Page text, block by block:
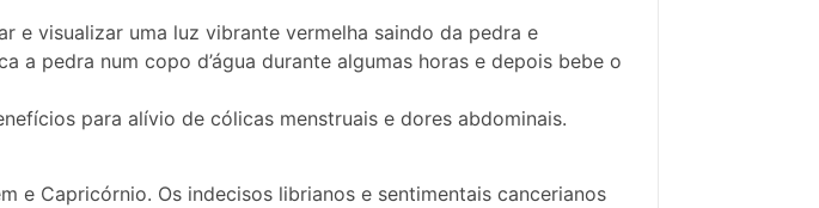
e visualizar uma luz vibrante vermelha saindo da pedra e
a pedra num copo d’água durante algumas horas e depois bebe o
para alívio de cólicas menstruais e dores abdominais.
e Capricórnio. Os indecisos librianos e sentimentais cancerianos